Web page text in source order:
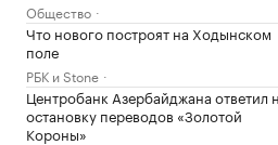
Общество
Что нового построят на Ходынском
поле
РБК и Stone
Центробанк Азербайджана ответил
остановку переводов «Золотой
Короны»